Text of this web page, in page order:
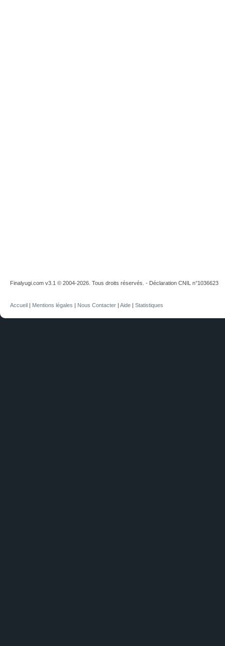
Finalyugi.com v3.1 © 2004-2026. Tous droits réservés. - Déclaration CNIL n°1036623
Accueil | Mentions légales | Nous Contacter | Aide | Statistiques